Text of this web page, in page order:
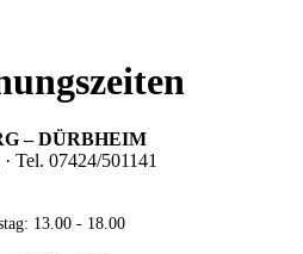
– DÜRBHEIM
Tel. 07424/501141
13.00 - 18.00